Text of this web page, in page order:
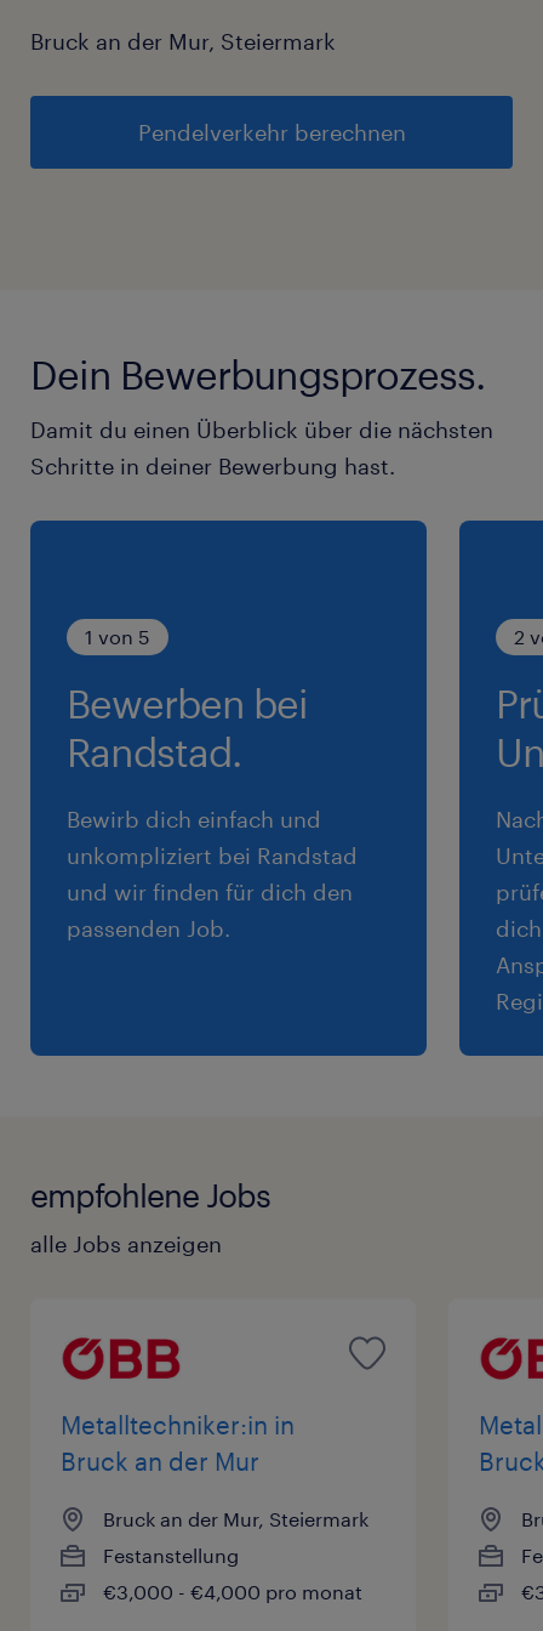
Bruck an der Mur, Steiermark
Pendelverkehr berechnen
Deshalb investieren die Menschen bei den
ÖBB mit ihrem Job in ein nachhaltiges
System Schiene und leisten einen wertvollen
Erfahrung in der Ausbildung sind.
Dein Bewerbungsprozess.
Damit du einen Überblick über die nächsten
Schritte in deiner Bewerbung hast.
1 von 5
Bewerben bei
Randstad.
Bewirb dich einfach und
unkompliziert bei Randstad
und wir finden für dich den
passenden Job.
2
empfohlene Jobs
alle Jobs anzeigen
Metalltechniker:in in
Bruck an der Mur
Bruck an der Mur, Steiermark
Festanstellung
€3,000 - €4,000 pro monat